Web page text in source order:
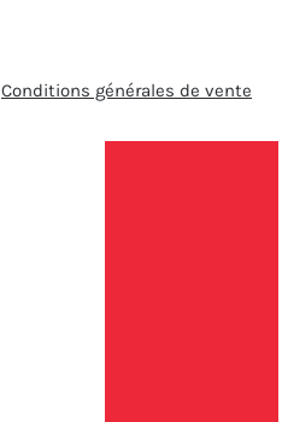
Conditions générales de vente